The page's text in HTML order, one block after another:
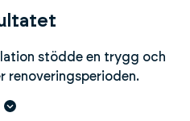
stödde en trygg och
renoveringsperioden.